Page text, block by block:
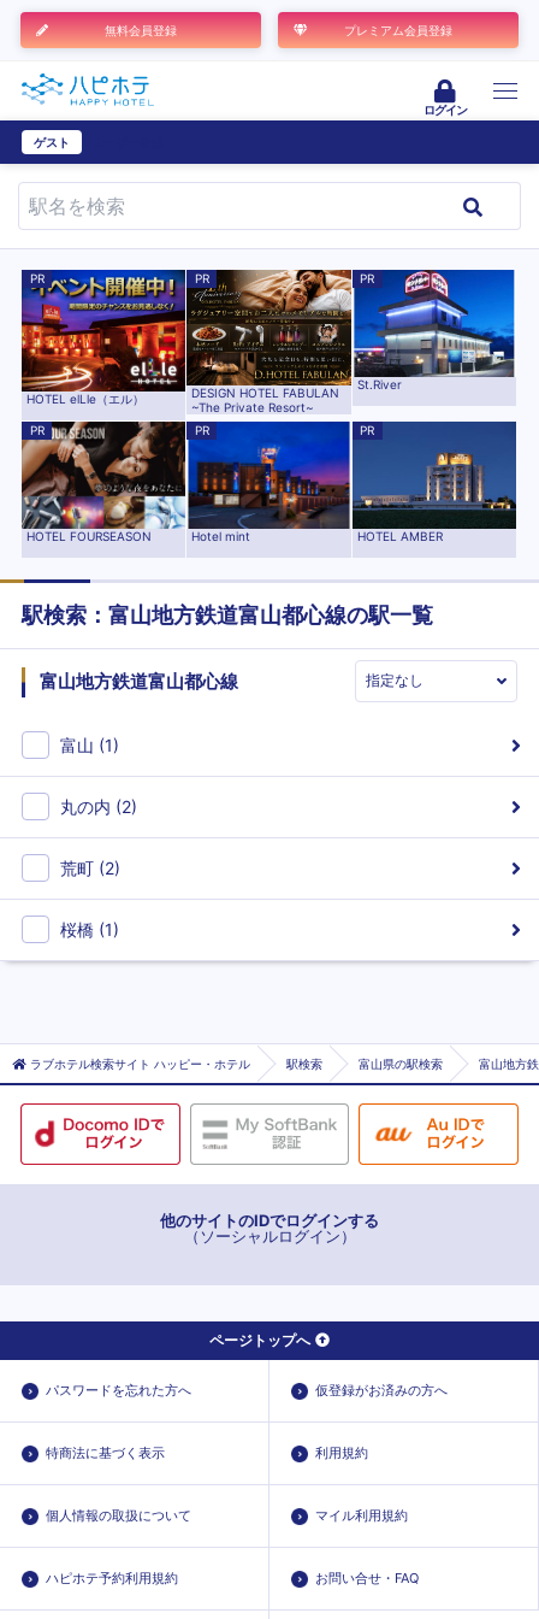
無料会員登録 プレミアム会員登録
ログイン
ゲスト
PR
HOTEL elLle（エル）
PR
DESIGN HOTEL FABULAN
~The Private Resort~
PR
St.River
PR
HOTEL FOURSEASON
PR
Hotel mint
PR
HOTEL AMBER
駅検索： 富山地方鉄道富山都心線の駅一覧
富山地方鉄道富山都心線
富山 (1)
丸の内 (2)
荒町 (2)
桜橋 (1)
ラブホテル検索サイト ハッピー・ホテル 駅検索 富山県の駅検索 富山地方
他のサイトのIDでログインする
（ソーシャルログイン）
ページトップへ
パスワードを忘れた方へ 仮登録がお済みの方へ
特商法に基づく表示 利用規約
個人情報の取扱について マイル利用規約
ハピホテ予約利用規約 お問い合せ・FAQ